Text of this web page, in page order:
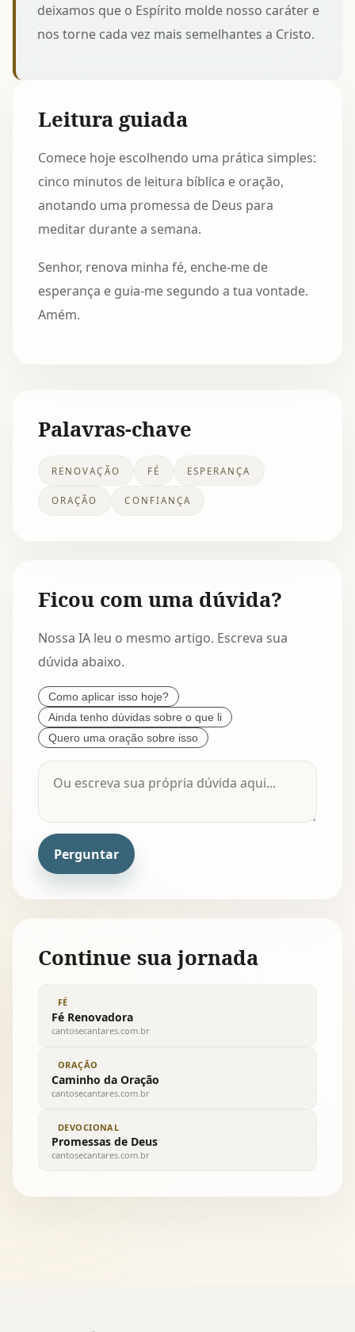
deixamos que o Espírito molde nosso caráter e
nos torne cada vez mais semelhantes a Cristo.
Leitura guiada
Comece hoje escolhendo uma prática simples:
cinco minutos de leitura bíblica e oração,
anotando uma promessa de Deus para
meditar durante a semana.
Senhor, renova minha fé, enche-me de
esperança e guia-me segundo a tua vontade.
Amém.
Palavras-chave
RENOVAÇÃO FÉ ESPERANÇA
ORAÇÃO CONFIANÇA
Ficou com uma dúvida?
Nossa IA leu o mesmo artigo. Escreva sua
dúvida abaixo.
Como aplicar isso hoje?
Ainda tenho dúvidas sobre o que li
Quero uma oração sobre isso
Perguntar
Continue sua jornada
FÉ
Fé Renovadora
cantosecantares.com.br
ORAÇÃO
Caminho da Oração
cantosecantares.com.br
DEVOCIONAL
Promessas de Deus
cantosecantares.com.br